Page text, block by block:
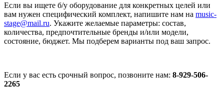
Если вы ищете б/у оборудование для конкретных целей или
вам нужен специфический комплект, напишите нам на music-
stage@mail.ru. Укажите желаемые параметры: состав,
количества, предпочтительные бренды и/или модели,
состояние, бюджет. Мы подберем варианты под ваш запрос.
Если у вас есть срочный вопрос, позвоните нам: 8-929-506-
2265